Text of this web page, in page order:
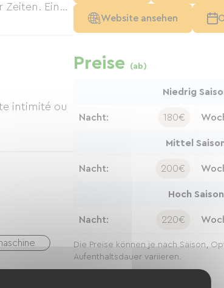
Eine
Haus ist im
intimité ou
Website ansehen
Preise (ab)
Niedrig
Nacht: 180€
Mittel
Nacht: 200€
Hoch Saison
Nacht: 220€
Die Preise können je nach Saison,
Aufenthaltsdauer variieren.